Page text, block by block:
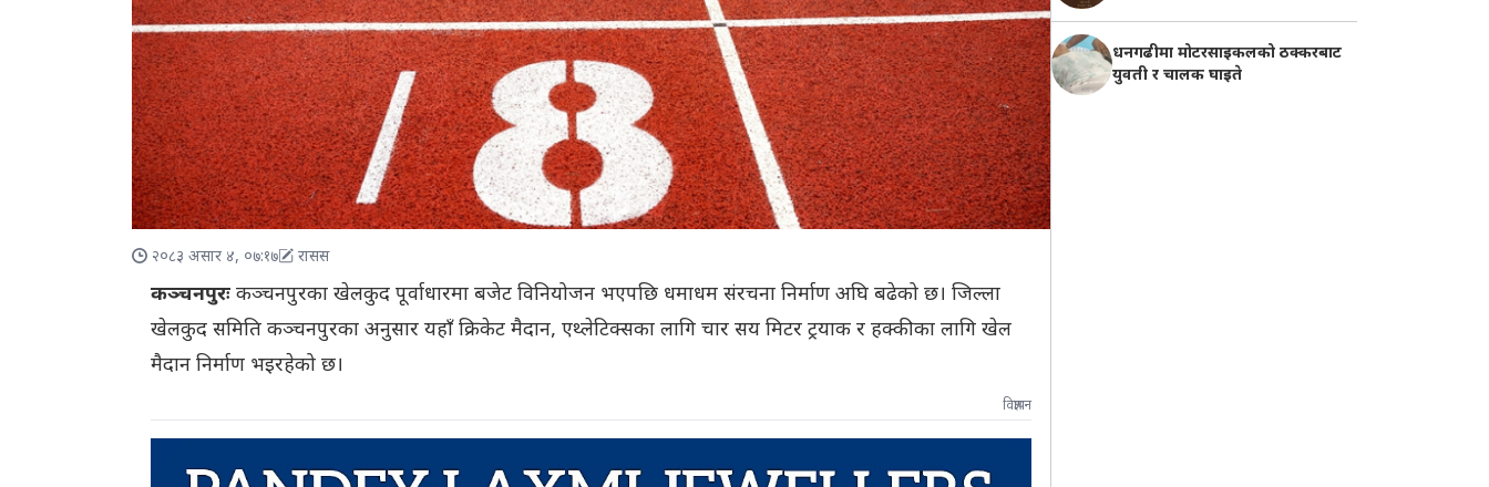
२०८३ असार ४, ०७:१७ रासस
कञ्चनपुरःकञ्चनपुरका खेलकुद पूर्वाधारमा बजेट विनियोजन भएपछि धमाधम संरचना निर्माण अघि बढेको छ। जिल्ला
खेलकुद समिति कञ्चनपुरका अनुसार यहाँ क्रिकेट मैदान, एथ्लेटिक्सका लागि चार सय मिटर ट्रयाक र हक्कीका लागि खेल
मैदान निर्माण भइरहेको छ।
विज्ञापन
धनगढीमा मोटरसाइकलको ठक्करबाट
युवती र चालक घाइते